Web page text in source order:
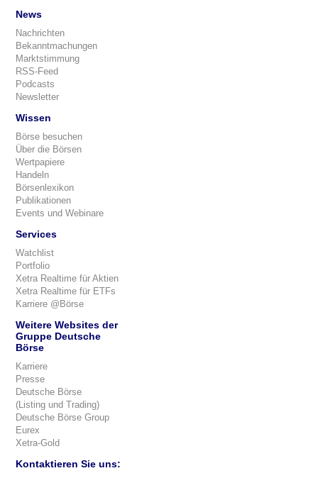
News
Nachrichten
Bekanntmachungen
Marktstimmung
RSS-Feed
Podcasts
Newsletter
Wissen
Börse besuchen
Über die Börsen
Wertpapiere
Handeln
Börsenlexikon
Publikationen
Events und Webinare
Services
Watchlist
Portfolio
Xetra Realtime für Aktien
Xetra Realtime für ETFs
Karriere @Börse
Weitere Websites der
Gruppe Deutsche
Börse
Karriere
Presse
Deutsche Börse
(Listing und Trading)
Deutsche Börse Group
Eurex
Xetra-Gold
Kontaktieren Sie uns: